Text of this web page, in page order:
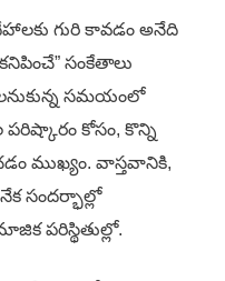
గురి కావడం అనేది
సంకేతాలు
సమయంలో
కోసం, కొన్ని
ముఖ్యం. వాస్తవానికి,
సందర్భాల్లో
పరిస్థితుల్లో.